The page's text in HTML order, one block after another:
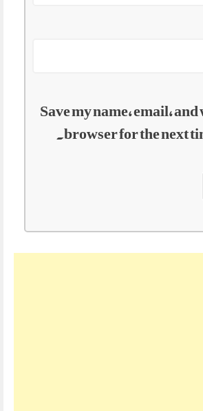
Save my name, email, and
browser for the next